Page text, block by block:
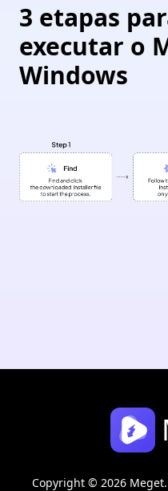
3 etapas
executar o
Windows
Copyright © 2026